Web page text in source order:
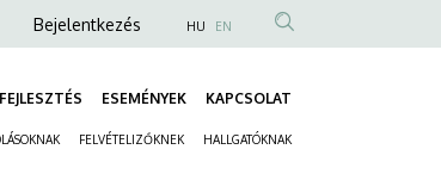
Anonim
fiók
menüje
Bejelentkezés HU EN
ESEMÉNYEK KAPCSOLAT
FELVÉTELIZŐKNEK HALLGATÓKNAK